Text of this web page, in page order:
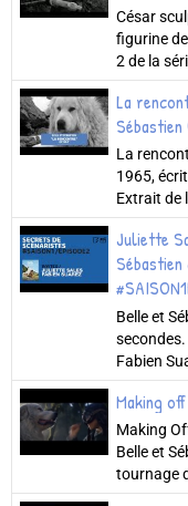
César
figurine
2 de la
La
Sébastien
La
1965,
Extrait de
Juliette
Belle et
secondes.
Fabien
Making
Making
Belle et
tournage